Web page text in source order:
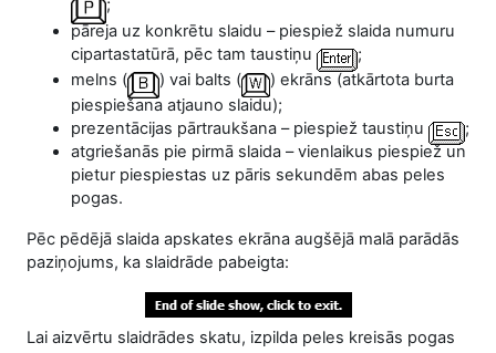
;
pāreja uz konkrētu slaidu – piespiež slaida numuru
cipartastatūrā, pēc tam taustiņu
;
melns (
) vai balts (
) ekrāns (atkārtota burta
piespiešana atjauno slaidu);
prezentācijas pārtraukšana – piespiež taustiņu
;
atgriešanās pie pirmā slaida – vienlaikus piespiež un
pietur piespiestas uz pāris sekundēm abas peles
pogas.
Pēc pēdējā slaida apskates ekrāna augšējā malā parādās
paziņojums, ka slaidrāde pabeigta:
Lai aizvērtu slaidrādes skatu, izpilda peles kreisās pogas